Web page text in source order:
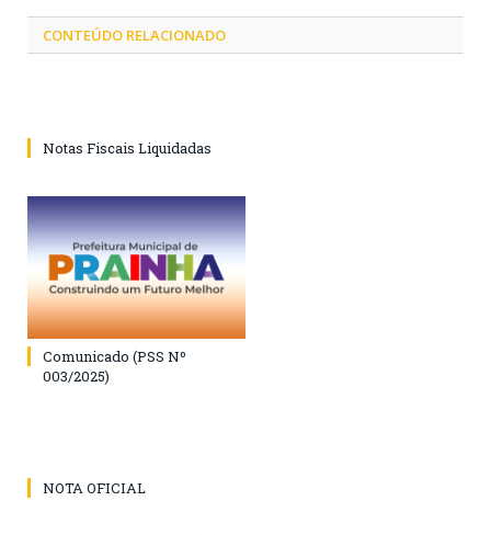
CONTEÚDO RELACIONADO
Notas Fiscais Liquidadas
Comunicado (PSS Nº
003/2025)
NOTA OFICIAL